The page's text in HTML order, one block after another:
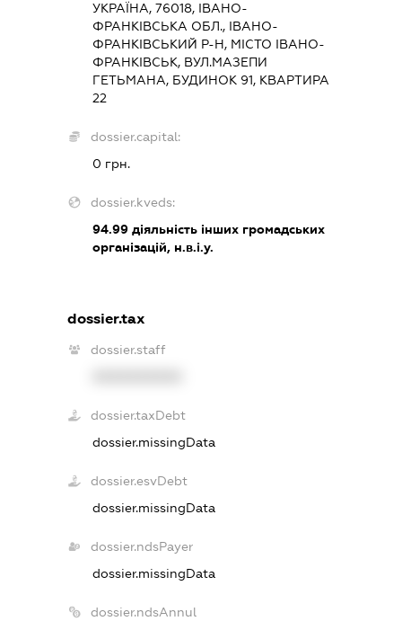
УКРАЇНА, 76018, ІВАНО-
ФРАНКІВСЬКА ОБЛ., ІВАНО-
ФРАНКІВСЬКИЙ Р-Н, МІСТО ІВАНО-
ФРАНКІВСЬК, ВУЛ.МАЗЕПИ
ГЕТЬМАНА, БУДИНОК 91, КВАРТИРА
22
dossier.capital:
0 грн.
dossier.kveds:
94.99 діяльність інших громадських
організацій, н.в.і.у.
dossier.tax
dossier.staff
dossier.taxDebt
dossier.missingData
dossier.esvDebt
dossier.missingData
dossier.ndsPayer
dossier.missingData
dossier.ndsAnnul